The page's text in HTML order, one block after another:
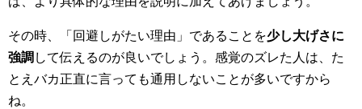
その時、「回避しがたい理由」であることを少し大げさに
強調 して伝えるのが良いでしょう。感覚のズレた人は、た
とえバカ正直に言っても通用しないことが多いですから
ね。